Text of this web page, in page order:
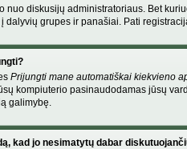
nuo diskusijų administratoriaus. Bet
grupes ir panašiai. Pati
Prijungti mane automatiškai kiekvieno
kompiuterio pasinaudodamas jūsų
galimybę.
kad jo nesimatytų dabar